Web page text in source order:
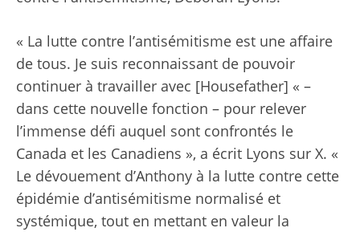
« La lutte contre l’antisémitisme est une affaire
de tous. Je suis reconnaissant de pouvoir
continuer à travailler avec [Housefather] « –
dans cette nouvelle fonction – pour relever
l’immense défi auquel sont confrontés le
Canada et les Canadiens », a écrit Lyons sur X. «
Le dévouement d’Anthony à la lutte contre cette
épidémie d’antisémitisme normalisé et
systémique, tout en mettant en valeur la